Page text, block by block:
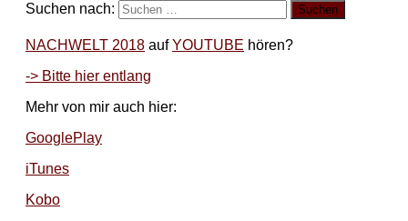
Suchen nach:
NACHWELT 2018 aufYOUTUBE hören?
-> Bitte hier entlang
Mehr von mir auch hier:
GooglePlay
iTunes
Kobo